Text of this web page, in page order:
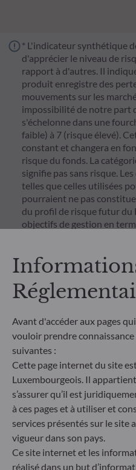
* L'indicateur synthétique
d'apprécier le niveau de
rapport à d'autres. Il
produit enregistre des
mouvements sur les
impossibilité de notre part
s'échelonne dans une
faible) à 7 (risque élevé).
constant et changera en
risque du fonds. La
signifie pas sans risque.
telles que celles utilisées
pourraient ne pas
du profil de risque futur du
objectifs de gestion en
ODDO BHF Asset
12 boulevard de la Madeleine
75440 Paris Cedex 09
Avant d'accéder aux pages
vouloir prendre
suivantes :
Cette page internet du site
Luxembourgeois. Il
s’assurer qu’il est
à ces pages et à utiliser et
services présentés sur le site
vigueur dans son pays.
Ce site internet et les
réalisé dans un but